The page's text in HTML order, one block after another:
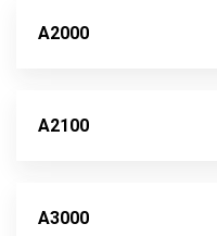
A2000
A2100
A3000